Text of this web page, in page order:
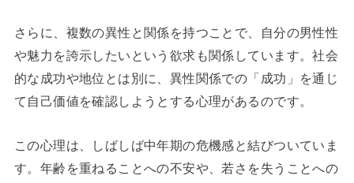
さらに、複数の異性と関係を持つことで、自分の男性性
や魅力を誇示したいという欲求も関係しています。社会
的な成功や地位とは別に、異性関係での「成功」を通じ
て自己価値を確認しようとする心理があるのです。
この心理は、しばしば中年期の危機感と結びついていま
す。年齢を重ねることへの不安や、若さを失うことへの